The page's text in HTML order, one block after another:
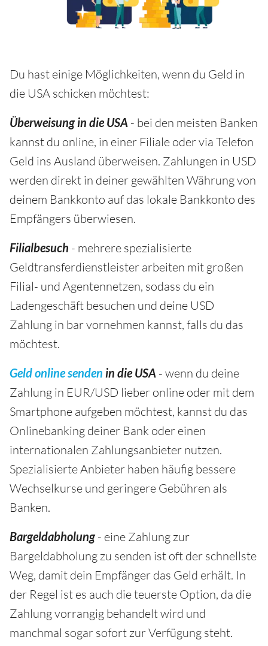
Du hast einige Möglichkeiten, wenn du Geld in
die USA schicken möchtest:
Überweisung in die USA - bei den meisten Banken
kannst du online, in einer Filiale oder via Telefon
Geld ins Ausland überweisen. Zahlungen in USD
werden direkt in deiner gewählten Währung von
deinem Bankkonto auf das lokale Bankkonto des
Empfängers überwiesen.
Filialbesuch - mehrere spezialisierte
Geldtransferdienstleister arbeiten mit großen
Filial- und Agentennetzen, sodass du ein
Ladengeschäft besuchen und deine USD
Zahlung in bar vornehmen kannst, falls du das
möchtest.
Geld online senden in die USA - wenn du deine
Zahlung in EUR/USD lieber online oder mit dem
Smartphone aufgeben möchtest, kannst du das
Onlinebanking deiner Bank oder einen
internationalen Zahlungsanbieter nutzen.
Spezialisierte Anbieter haben häufig bessere
Wechselkurse und geringere Gebühren als
Banken.
Bargeldabholung- eine Zahlung zur
Bargeldabholung zu senden ist oft der schnellste
Weg, damit dein Empfänger das Geld erhält. In
der Regel ist es auch die teuerste Option, da die
Zahlung vorrangig behandelt wird und
manchmal sogar sofort zur Verfügung steht.